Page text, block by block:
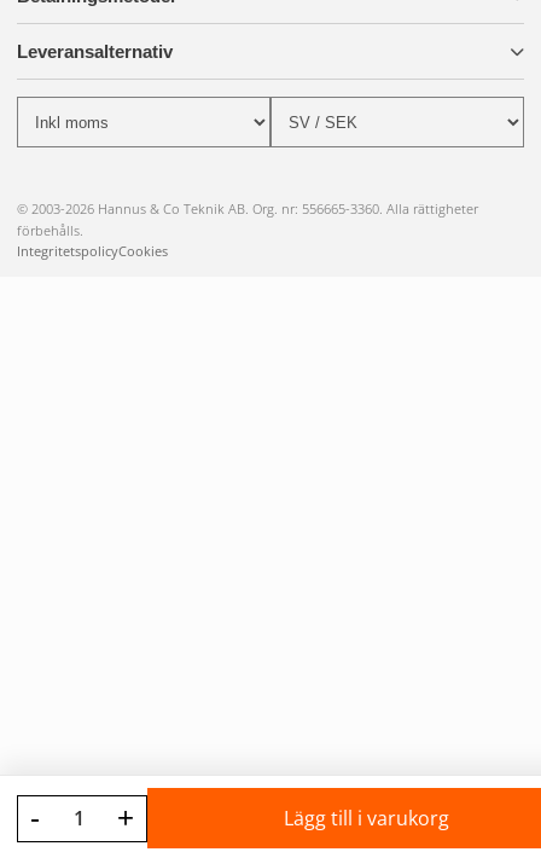
- + Lägg till i varukorg
Leveransalternativ
© 2003-2026 Hannus & Co Teknik AB. Org. nr: 556665-3360. Alla rättigheter
förbehålls.
IntegritetspolicyCookies